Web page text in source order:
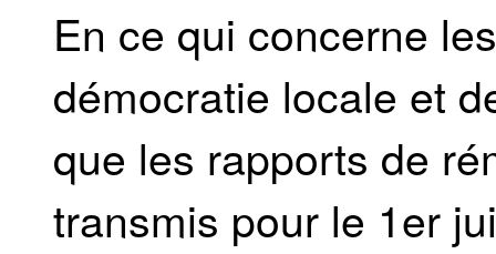
En ce qui concerne
démocratie locale et
que les rapports de
transmis pour le 1er